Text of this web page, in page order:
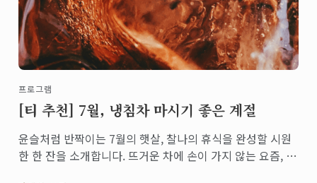
프로그램
[티 추천] 7월, 냉침차 마시기 좋은 계절
윤슬처럼 반짝이는 7월의 햇살, 찰나의 휴식을 완성할 시원
한 한 잔을 소개합니다. 뜨거운 차에 손이 가지 않는 요즘, 투